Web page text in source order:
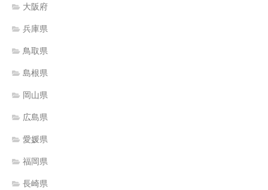
大阪府
兵庫県
鳥取県
島根県
岡山県
広島県
愛媛県
福岡県
長崎県